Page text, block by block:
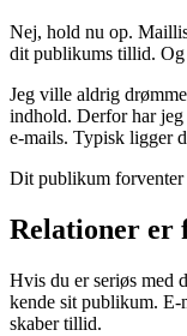
Nej, hold nu op.
dit publikums tillid.
Jeg ville aldrig
indhold. Derfor har
e-mails. Typisk ligger
Dit publikum forventer
Relationer er
Hvis du er seriøs med
kende sit publikum. E-
skaber tillid.